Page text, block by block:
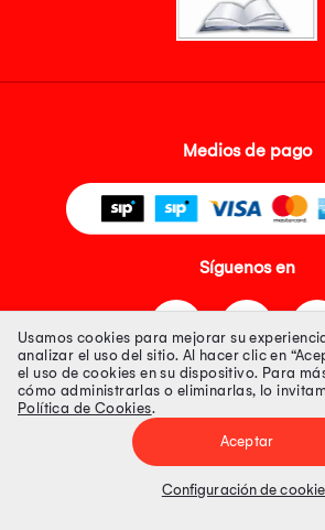
Medios de pago
Síguenos en
Tienda 100% Segura
Tiendas Peruanas S.A. R.U.C. Nº
Precios disponibles solo en www.oechsle.pe.
Usamos cookies para mejorar su
analizar el uso del sitio. Al hacer clic en
el uso de cookies en su dispositivo. Para
cómo administrarlas o eliminarlas, lo
Política de Cookies.
Aceptar
Configuración de